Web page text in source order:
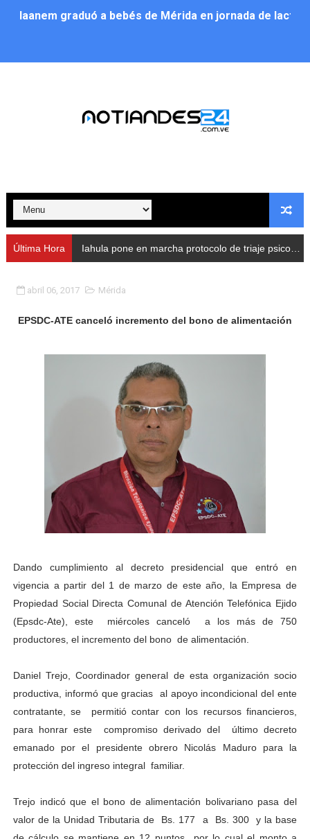
Iaanem graduó a bebés de Mérida en jornada de
Alcalde Nelson Álvarez llevó jornada recreativa a la
Nevado Gas optimiza servicio residencial en la
Balance semestral impulsa inclusión y atención a
Plan Vacacional Comunitario “Ríe 2026” recorre las
Alcaldía del Municipio Libertador realizó una jornada
Fundacite Mérida dicta taller gratuito de electrónica
INN-Mérida celebró el Lacto grado para promover el
Impulsan plan estratégico de seguridad ciudadana
Mérida impulsa desarrollo económico con taller de
Fomficc consolida alianzas e impulsa la economía
Niños de Estudiantes de Mérida sembraron 110
Corposalud y Secretaría Social fortalecen la atención
Entregan planta eléctrica para fortalecer la atención
Expertos inspeccionan espacios del OAN para la
Dictan MasterClass en el marco del Encuentro LAGO
Campo Elías avanza con plan de asfaltado
Encuentro estadal fortalece la coordinación de
Gobernador Arnaldo Sánchez apadrina a más de 993
Plan Quirúrgico Regional llega a Pueblo Llano con la
Última Hora Iahula pone en marcha protocolo de triaje psicosocial para atender a rescatistas
abril 06, 2017 Mérida
EPSDC-ATE canceló incremento del bono de alimentación
Dando cumplimiento al decreto presidencial que entró en
vigencia a partir del 1 de marzo de este año, la Empresa de
Propiedad Social Directa Comunal de Atención Telefónica Ejido
(Epsdc-Ate), este miércoles canceló a los más de 750
productores, el incremento del bono de alimentación.
Daniel Trejo, Coordinador general de esta organización socio
productiva, informó que gracias al apoyo incondicional del ente
contratante, se permitió contar con los recursos financieros,
para honrar este compromiso derivado del último decreto
emanado por el presidente obrero Nicolás Maduro para la
protección del ingreso integral familiar.
Trejo indicó que el bono de alimentación bolivariano pasa del
valor de la Unidad Tributaria de Bs. 177 a Bs. 300 y la base